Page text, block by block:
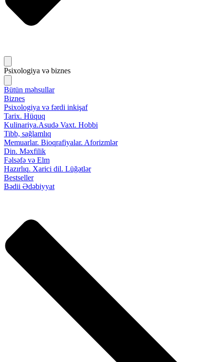
Psixologiya və biznes
Bütün məhsullar
Biznes
Psixologiya və fərdi inkişaf
Tarix. Hüquq
Kulinariya.Asudə Vaxt. Hobbi
Tibb, sağlamlıq
Memuarlar. Bioqrafiyalar. Aforizmlər
Din. Məxfilik
Fəlsəfə və Elm
Hazırlıq. Xarici dil. Lüğətlər
Bestseller
Bədii Ədəbiyyat